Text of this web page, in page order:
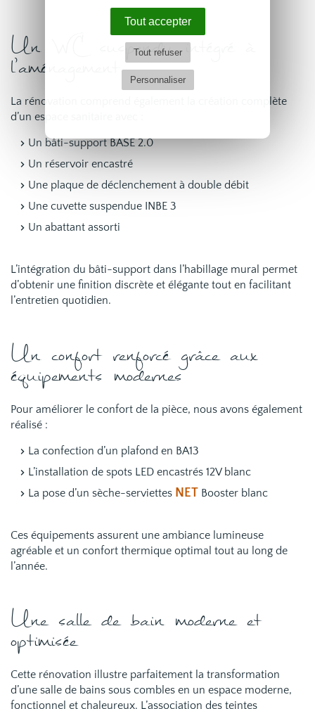
Tout accepter
Tout refuser
Personnaliser
Un WC suspendu intégré à
l’aménagement
La rénovation comprend également la création complète
d’un espace sanitaire avec :
Un bâti-support BASE 2.0
Un réservoir encastré
Une plaque de déclenchement à double débit
Une cuvette suspendue INBE 3
Un abattant assorti
L’intégration du bâti-support dans l’habillage mural permet
d’obtenir une finition discrète et élégante tout en facilitant
l’entretien quotidien.
Un confort renforcé grâce aux
équipements modernes
Pour améliorer le confort de la pièce, nous avons également
réalisé :
La confection d’un plafond en BA13
L’installation de spots LED encastrés 12V blanc
La pose d’un sèche-serviettes NET Booster blanc
Ces équipements assurent une ambiance lumineuse
agréable et un confort thermique optimal tout au long de
l’année.
Une salle de bain moderne et
optimisée
Cette rénovation illustre parfaitement la transformation
d’une salle de bains sous combles en un espace moderne,
fonctionnel et chaleureux. L’association des teintes